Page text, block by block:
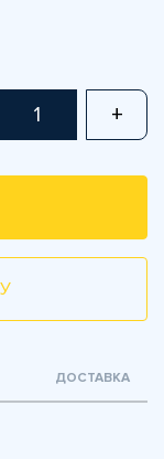
+
ДОСТАВКА